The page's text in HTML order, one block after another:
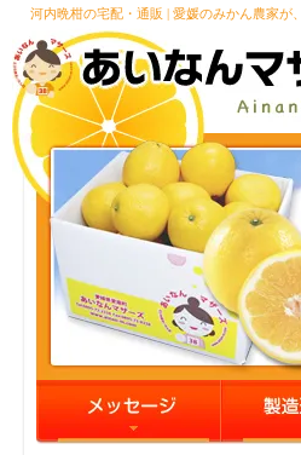
河内晩柑の宅配・通販 | 愛媛のみかん農家が